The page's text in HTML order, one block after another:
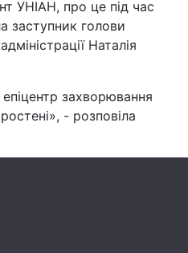
Політика
Світ
Лайт
Інциденти
УНІАН, про це під час
заступник голови
Наталія
захворювання
- розповіла